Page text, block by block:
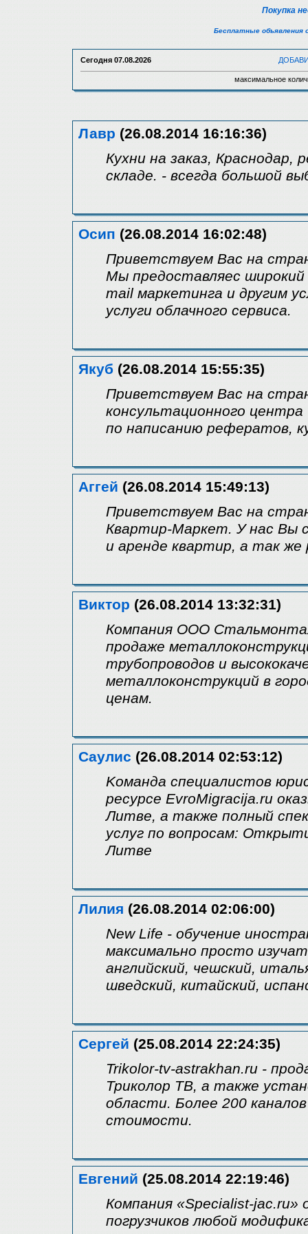
Покупка
Бесплатные объявления
Сегодня 07.08.2026
максимальное
Лавр (26.08.2014 16:16:36)
Кухни на заказ, Краснодар,
складе. - всегда большой
Осип (26.08.2014 16:02:48)
Приветствуем Вас на
Мы предоставляес
mail маркетинга и другим
услуги облачного сервиса.
Якуб (26.08.2014 15:55:35)
Приветствуем Вас на
консультационного
по написанию рефератов,
Аггей (26.08.2014 15:49:13)
Приветствуем Вас на
Квартир-Маркет. У нас Вы
и аренде квартир, а так
Виктор (26.08.2014 13:32:31)
Компания ООО
продаже
трубопроводов и
металлоконструкций в
ценам.
Саулис (26.08.2014 02:53:12)
Kоманда специалистов
ресурсе EvroMigracija.ru
Литве, а также полный
услуг по вопросам:
Литве
Лилия (26.08.2014 02:06:00)
New Life - обучение
максимально просто
английский, чешский,
шведский, китайский,
Сергей (25.08.2014 22:24:35)
Trikolor-tv-astrakhan.ru -
Триколор ТВ, а также
области. Более 200
стоимости.
Евгений (25.08.2014 22:19:46)
Компания «Specialist-
погрузчиков любой